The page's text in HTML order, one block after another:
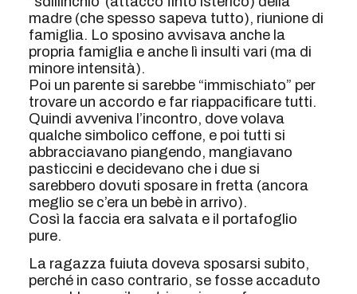
madre (che spesso sapeva tutto), riunione di
famiglia. Lo sposino avvisava anche la
propria famiglia e anche lì insulti vari (ma di
minore intensità).
Poi un parente si sarebbe “immischiato” per
trovare un accordo e far riappacificare tutti.
Quindi avveniva l’incontro, dove volava
qualche simbolico ceffone, e poi tutti si
abbracciavano piangendo, mangiavano
pasticcini e decidevano che i due si
sarebbero dovuti sposare in fretta (ancora
meglio se c’era un bebè in arrivo).
Così la faccia era salvata e il portafoglio
pure.
La ragazza fuiuta doveva sposarsi subito,
perché in caso contrario, se fosse accaduto